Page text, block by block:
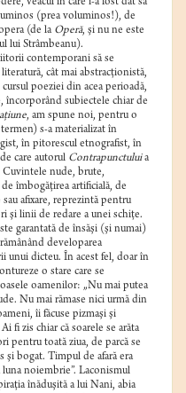
veacul în care i-a fost dat să
(prea voluminos!), de
(de la Operă, şi nu ne este
lui Strâmbeanu).
contemporani să se
cât mai abstracţionistă,
poeziei din acea perioadă,
încorporând subiectele chiar de
, am spune noi, pentru o
s-a materializat în
în pitorescul etnografist, în
de care autorul Contrapunctuluia
Cuvintele nude, brute,
îmbogăţirea artificială, de
afixare, reprezintă pentru
şi linii de redare a unei schiţe.
garantată de însăşi (şi numai)
developarea
unui dicteu. În acest fel, doar în
o stare care se
oamenilor: „Nu mai putea
Nu mai rămase nici urmă din
îi făcuse pizmaşi şi
fi zis chiar că soarele se arăta
pentru toată ziua, de parcă se
şi bogat. Timpul de afară era
noiembrie”. Laconismul
înăduşită a lui Nani, abia